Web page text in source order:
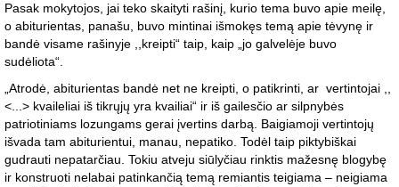
Pasak mokytojos, jai teko skaityti rašinį, kurio tema buvo apie meilę,
o abiturientas, panašu, buvo mintinai išmokęs temą apie tėvynę ir
bandė visame rašinyje ,,kreipti“ taip, kaip „jo galvelėje buvo
sudėliota“.
„Atrodė, abiturientas bandė net ne kreipti, o patikrinti, ar vertintojai ,,
<...> kvaileliai iš tikrųjų yra kvailiai“ ir iš gailesčio ar silpnybės
patriotiniams lozungams gerai įvertins darbą. Baigiamoji vertintojų
išvada tam abiturientui, manau, nepatiko. Todėl taip piktybiškai
gudrauti nepatarčiau. Tokiu atveju siūlyčiau rinktis mažesnę blogybę
ir konstruoti nelabai patinkančią temą remiantis teigiama – neigiama